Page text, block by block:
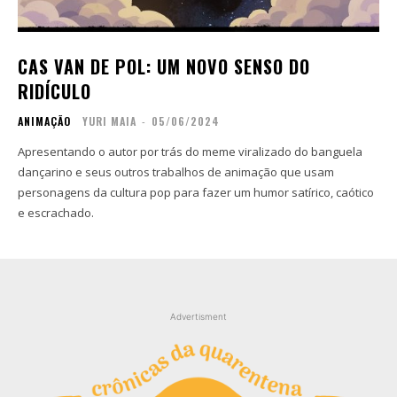
Contato
Zine
Autores
Sobre
Contato
Filmes
Sobre
Contato
Zine
Autores
Sobre
Contato
Filmes
Sobre
CAS VAN DE POL: UM NOVO SENSO DO
RIDÍCULO
ANIMAÇÃO YURI MAIA - 05/06/2024
Apresentando o autor por trás do meme viralizado do banguela
dançarino e seus outros trabalhos de animação que usam
personagens da cultura pop para fazer um humor satírico, caótico
e escrachado.
Advertisment